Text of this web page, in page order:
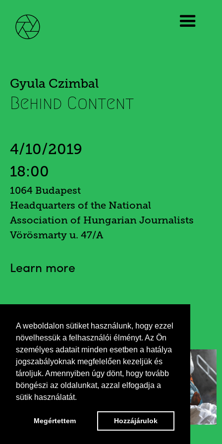
A weboldalon sütiket használunk, hogy ezzel
növelhessük a felhasználói élményt. Az Ön
személyes adatait minden esetben a hatálya
jogszabályoknak megfelelően kezeljük és
tároljuk. Amennyiben úgy dönt, hogy tovább
böngészi az oldalunkat, azzal elfogadja a
sütik használatát.
Megértettem Hozzájárulok
Gyula Czimbal
Behind Content
4/10/2019
18:00
1064 Budapest
Headquarters of the National
Association of Hungarian Journalists
Vörösmarty u. 47/A
Learn more